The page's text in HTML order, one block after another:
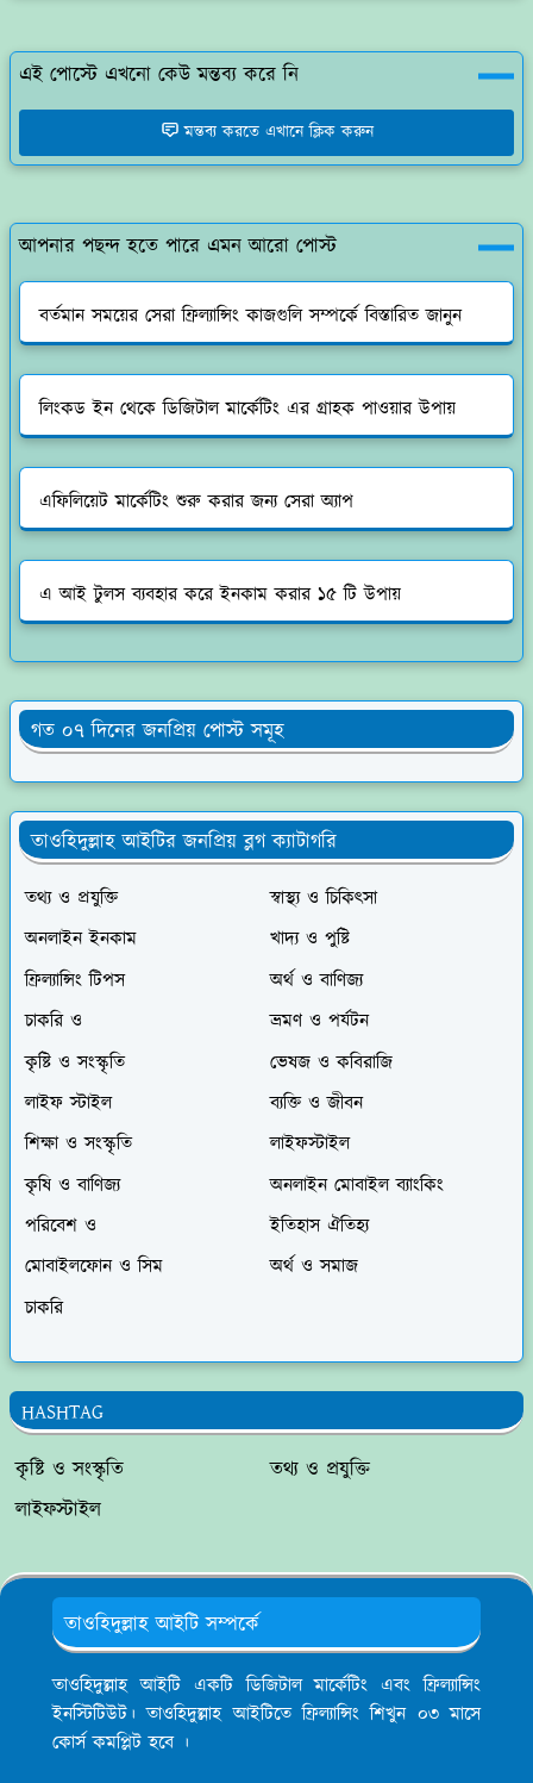
এই পোস্টে এখনো কেউ মন্তব্য করে নি
মন্তব্য করতে এখানে ক্লিক করুন
আপনার পছন্দ হতে পারে এমন আরো পোস্ট
বর্তমান সময়ের সেরা ফ্রিল্যান্সিং কাজগুলি সম্পর্কে বিস্তারিত জানুন
লিংকড ইন থেকে ডিজিটাল মার্কেটিং এর গ্রাহক পাওয়ার উপায়
এফিলিয়েট মার্কেটিং শুরু করার জন্য সেরা অ্যাপ
এ আই টুলস ব্যবহার করে ইনকাম করার ১৫ টি উপায়
গত ০৭ দিনের জনপ্রিয় পোস্ট সমূহ
তাওহিদুল্লাহ আইটির জনপ্রিয় ব্লগ ক্যাটাগরি
তথ্য ও প্রযুক্তি
স্বাস্থ্য ও চিকিৎসা
অনলাইন ইনকাম
খাদ্য ও পুষ্টি
ফ্রিল্যান্সিং টিপস
অর্থ ও বাণিজ্য
চাকরি ও
ভ্রমণ ও পর্যটন
কৃষ্টি ও সংস্কৃতি
ভেষজ ও কবিরাজি
লাইফ স্টাইল
ব্যক্তি ও জীবন
শিক্ষা ও সংস্কৃতি
লাইফস্টাইল
কৃষি ও বাণিজ্য
অনলাইন মোবাইল ব্যাংকিং
পরিবেশ ও
ইতিহাস ঐতিহ্য
মোবাইলফোন ও সিম
অর্থ ও সমাজ
চাকরি
HASHTAG
কৃষ্টি ও সংস্কৃতি
তথ্য ও প্রযুক্তি
লাইফস্টাইল
তাওহিদুল্লাহ আইটি সম্পর্কে
তাওহিদুল্লাহ আইটি একটি ডিজিটাল মার্কেটিং এবং ফ্রিল্যান্সিং
ইনস্টিটিউট। তাওহিদুল্লাহ আইটিতে ফ্রিল্যান্সিং শিখুন ০৩ মাসে
কোর্স কমপ্লিট হবে ।